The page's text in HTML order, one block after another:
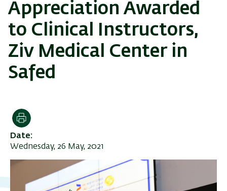
Appreciation Awarded
to Clinical Instructors,
Ziv Medical Center in
Safed
Print
Date
Wednesday, 26 May, 2021